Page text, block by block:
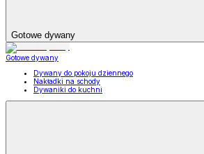
Gotowe dywany
Gotowe dywany
Dywany do pokoju dziennego
Nakładki na schody
Dywaniki do kuchni